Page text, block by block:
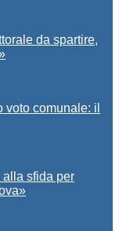
da spartire,
comunale: il
alla sfida per